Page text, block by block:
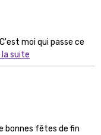
moi qui passe ce
la suite
bonnes fêtes de fin